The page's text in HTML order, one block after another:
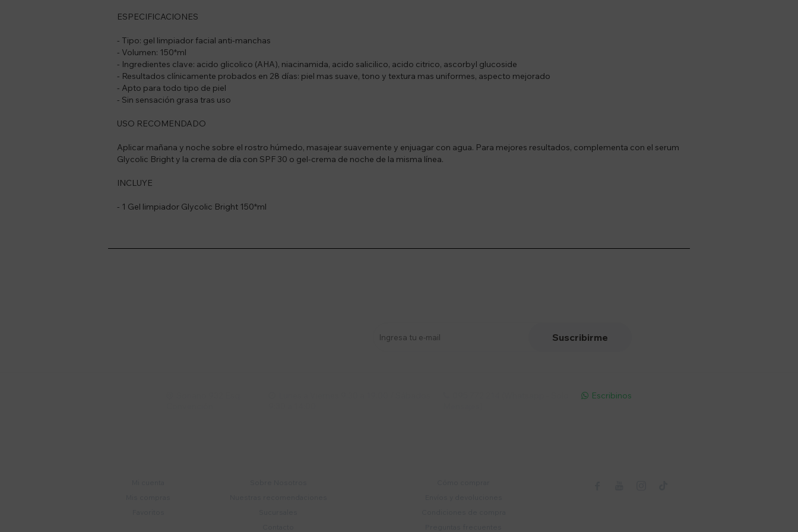
ESPECIFICACIONES
- Tipo: gel limpiador facial anti-manchas
- Volumen: 150*ml
- Ingredientes clave: acido glicolico (AHA), niacinamida, acido salicilico, acido citrico, ascorbyl glucoside
- Resultados clínicamente probados en 28 días: piel mas suave, tono y textura mas uniformes, aspecto mejorado
- Apto para todo tipo de piel
- Sin sensación grasa tras uso
USO RECOMENDADO
Aplicar mañana y noche sobre el rostro húmedo, masajear suavemente y enjuagar con agua. Para mejores resultados, complementa con el serum
Glycolic Bright y la crema de día con SPF 30 o gel-crema de noche de la misma línea.
INCLUYE
- 1 Gel limpiador Glycolic Bright 150*ml
Suscribirme
 Escribinos